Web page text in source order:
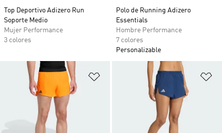
Top Deportivo Adizero Run
Soporte Medio
Mujer Performance
3 colores
Polo de Running Adizero
Essentials
Hombre Performance
7 colores
Personalizable
Añadir a la lista de deseos